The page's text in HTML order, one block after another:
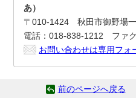
あ）
〒010-1424 秋田市御野場
電話：018-838-1212 ファ
お問い合わせは専用フォ
前のページへ戻る